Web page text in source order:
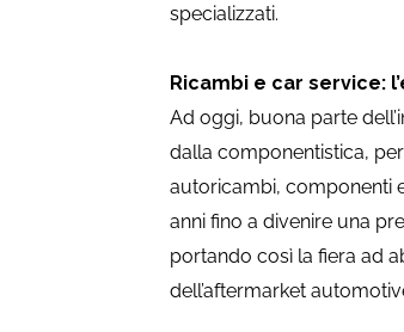
specializzati.
Ricambi e car service:
Ad oggi, buona parte
dalla componentistica,
autoricambi, componenti
anni fino a divenire una
portando così la fiera ad
dell’aftermarket